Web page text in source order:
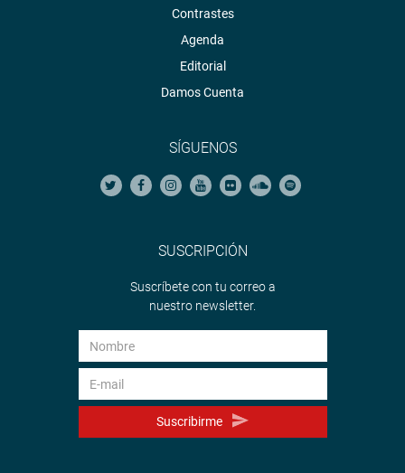
Contrastes
Agenda
Editorial
Damos Cuenta
SÍGUENOS
SUSCRIPCIÓN
Suscríbete con tu correo a
nuestro newsletter.
Suscribirme